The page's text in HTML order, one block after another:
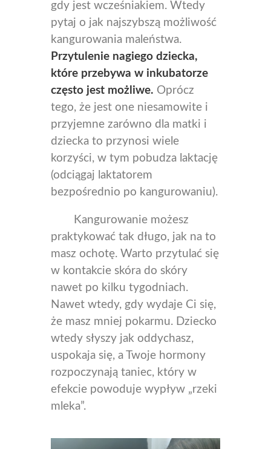
gdy jest wcześniakiem. Wtedy
pytaj o jak najszybszą możliwość
kangurowania maleństwa.
Przytulenie nagiego dziecka,
które przebywa w inkubatorze
często jest możliwe. Oprócz
tego, że jest one niesamowite i
przyjemne zarówno dla matki i
dziecka to przynosi wiele
korzyści, w tym pobudza laktację
(odciągaj laktatorem
bezpośrednio po kangurowaniu).
Kangurowanie możesz
praktykować tak długo, jak na to
masz ochotę. Warto przytulać się
w kontakcie skóra do skóry
nawet po kilku tygodniach.
Nawet wtedy, gdy wydaje Ci się,
że masz mniej pokarmu. Dziecko
wtedy słyszy jak oddychasz,
uspokaja się, a Twoje hormony
rozpoczynają taniec, który w
efekcie powoduje wypływ „rzeki
mleka”.